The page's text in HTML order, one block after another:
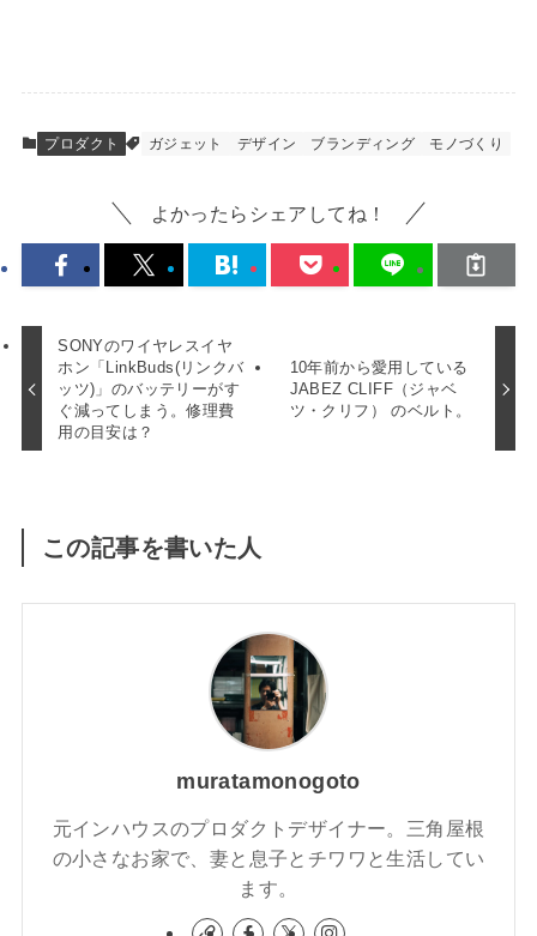
プロダクト ガジェット デザイン ブランディング モノづくり
よかったらシェアしてね！
SONYのワイヤレスイヤ
ホン「LinkBuds(リンクバ
ッツ)」のバッテリーがす
ぐ減ってしまう。修理費
用の目安は？
10年前から愛用している
JABEZ CLIFF（ジャベ
ツ・クリフ） のベルト。
この記事を書いた人
muratamonogoto
元インハウスのプロダクトデザイナー。三角屋根
の小さなお家で、妻と息子とチワワと生活してい
ます。